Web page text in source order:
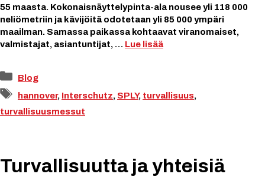
55 maasta. Kokonaisnäyttelypinta-ala nousee yli 118 000
neliömetriin ja kävijöitä odotetaan yli 85 000 ympäri
maailman. Samassa paikassa kohtaavat viranomaiset,
valmistajat, asiantuntijat, … Lue lisää
Kategoriat
Blog
Avainsanat
hannover, Interschutz, SPLY, turvallisuus,
turvallisuusmessut
Turvallisuutta ja yhteisiä